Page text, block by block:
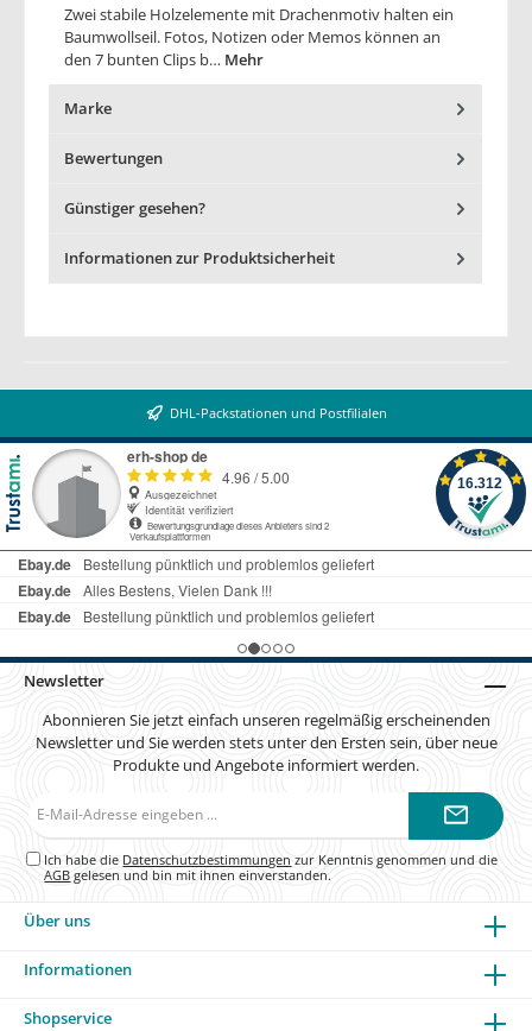
Zwei stabile Holzelemente mit Drachenmotiv halten ein
Baumwollseil. Fotos, Notizen oder Memos können an
den 7 bunten Clips b… Mehr
Marke
Bewertungen
Günstiger gesehen?
Informationen zur Produktsicherheit
DHL-Packstationen und Postfilialen
Newsletter
Abonnieren Sie jetzt einfach unseren regelmäßig erscheinenden
Newsletter und Sie werden stets unter den Ersten sein, über neue
Produkte und Angebote informiert werden.
Ich habe die Datenschutzbestimmungen zur Kenntnis genommen und die
AGB gelesen und bin mit ihnen einverstanden.
Über uns
Informationen
Shopservice